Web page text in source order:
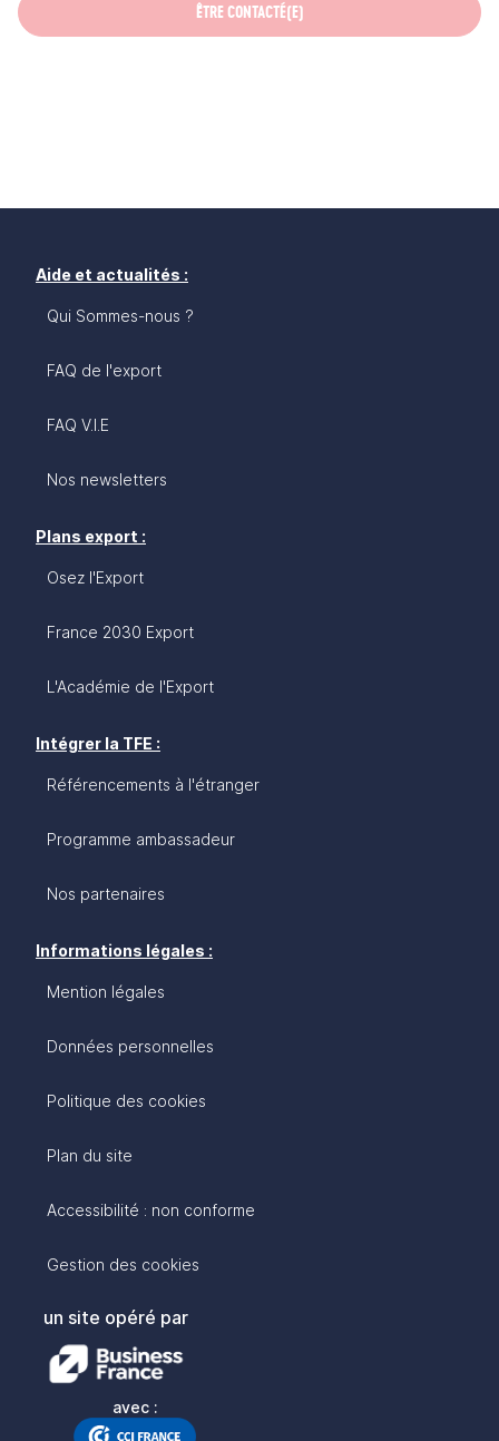
ÊTRE CONTACTÉ(E)
Aide et actualités :
Qui Sommes-nous ?
FAQ de l'export
FAQ V.I.E
Nos newsletters
Plans export :
Osez l'Export
France 2030 Export
L'Académie de l'Export
Intégrer la TFE :
Référencements à l'étranger
Programme ambassadeur
Nos partenaires
Informations légales :
Mention légales
Données personnelles
Politique des cookies
Plan du site
Accessibilité : non conforme
Gestion des cookies
un site opéré par
avec :